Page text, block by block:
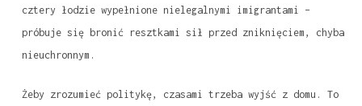
cztery łodzie wypełnione nielegalnymi imigrantami –
próbuje się bronić resztkami sił przed zniknięciem, chyba
nieuchronnym.
Żeby zrozumieć politykę, czasami trzeba wyjść z domu. To